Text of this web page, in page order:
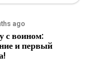
ago
с воином:
и первый